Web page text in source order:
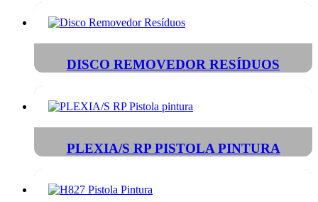
DISCO REMOVEDOR RESÍDUOS
PLEXIA/S RP PISTOLA PINTURA